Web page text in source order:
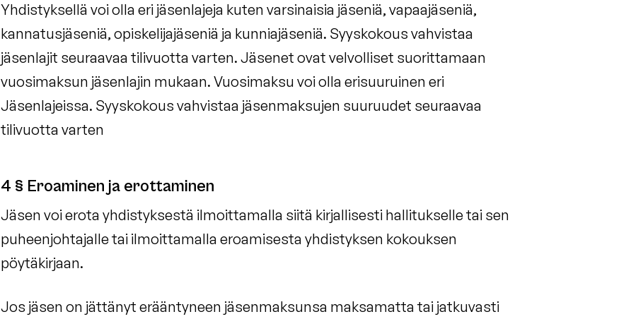
Yhdistyksellä voi olla eri jäsenlajeja kuten varsinaisia jäseniä, vapaajäseniä,
kannatusjäseniä, opiskelijajäseniä ja kunniajäseniä. Syyskokous vahvistaa
jäsenlajit seuraavaa tilivuotta varten. Jäsenet ovat velvolliset suorittamaan
vuosimaksun jäsenlajin mukaan. Vuosimaksu voi olla erisuuruinen eri
Jäsenlajeissa. Syyskokous vahvistaa jäsenmaksujen suuruudet seuraavaa
tilivuotta varten
4 § Eroaminen ja erottaminen
Jäsen voi erota yhdistyksestä ilmoittamalla siitä kirjallisesti hallitukselle tai sen
puheenjohtajalle tai ilmoittamalla eroamisesta yhdistyksen kokouksen
pöytäkirjaan.
Jos jäsen on jättänyt erääntyneen jäsenmaksunsa maksamatta tai jatkuvasti